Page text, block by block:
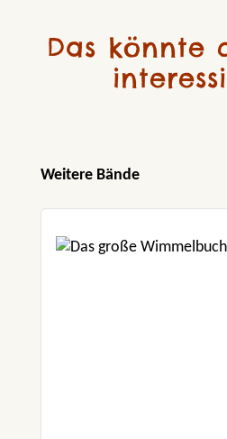
Das könnte
Produktgalerie überspringen
Weitere Bände